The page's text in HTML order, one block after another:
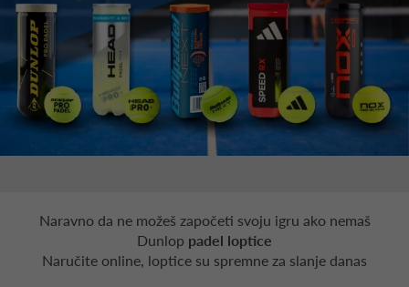
Naravno da ne možeš započeti svoju igru ako nemaš
Dunlop padel loptice
Naručite online, loptice su spremne za slanje danas